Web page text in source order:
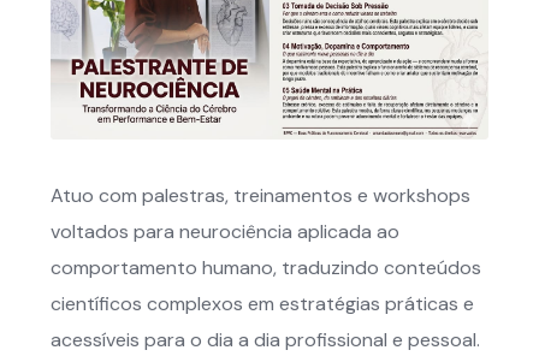
Atuo com palestras, treinamentos e workshops
voltados para neurociência aplicada ao
comportamento humano, traduzindo conteúdos
científicos complexos em estratégias práticas e
acessíveis para o dia a dia profissional e pessoal.